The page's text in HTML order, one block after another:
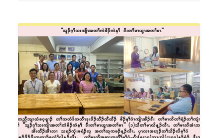
ဖှိၣ်ဒၢးန့ၣ်လီၤ. ၦၤကတိၤစံးဘျုး သရၣ်သိၣ်လိတၢ် မ့ၢ်ဝဲ
သရၣ်ဆၣ်ထူကီၢ် ဒီးတၢ်ထုကဖၣ်ဆၢဂ့ၤလၢ သရၣ်အဲၣ်
ဘျုးန့ၣ်လီၤ. ၦၤဟဲထီၣ်တၢ်မၤလိခဲလၢာ် အိၣ်ဝဲ
(၁၇)ဂၤန့ၣ်လီၤ.